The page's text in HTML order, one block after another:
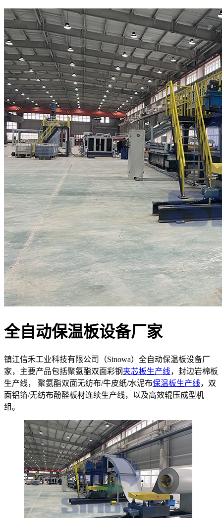
全自动保温板设备厂家
镇江信禾工业科技有限公司（Sinowa）全自动保温板设备厂
家，主要产品包括聚氨酯双面彩钢夹芯板生产线，封边岩棉板
生产线， 聚氨酯双面无纺布/牛皮纸/水泥布保温板生产线，双
面铝箔/无纺布酚醛板材连续生产线，以及高效辊压成型机
组。